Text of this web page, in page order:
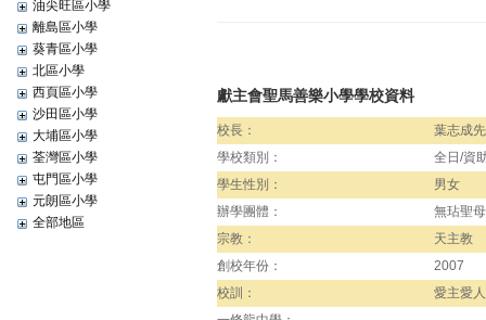
油尖旺區小學
離島區小學
葵青區小學
北區小學
西頁區小學
沙田區小學
大埔區小學
荃灣區小學
屯門區小學
元朗區小學
全部地區
獻主會聖馬善樂小學學校資料
校長：
葉志成
學校類別：
全日/資
學生性別：
男女
辦學團體：
無玷聖
宗教：
天主教
創校年份：
2007
校訓：
愛主愛人